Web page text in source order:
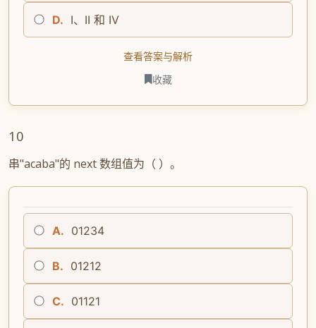
D. I、II 和 IV
查看答案与解析
收藏
10
串"acaba"的 next 数组值为（ ）。
A. 01234
B. 01212
C. 01121